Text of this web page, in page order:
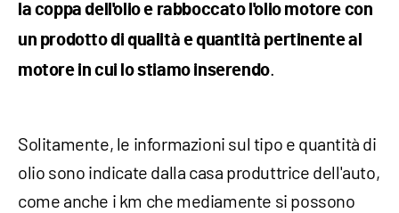
la coppa dell'olio e rabboccato l'olio motore con
un prodotto di qualità e quantità pertinente al
motore in cui lo stiamo inserendo.
Solitamente, le informazioni sul tipo e quantità di
olio sono indicate dalla casa produttrice dell'auto,
come anche i km che mediamente si possono